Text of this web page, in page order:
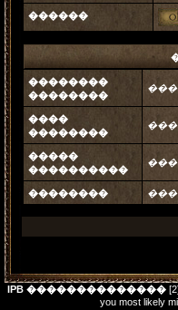
������
��������
��������
����
��������
�����
����������
��������
IPB ��������������
you most likely